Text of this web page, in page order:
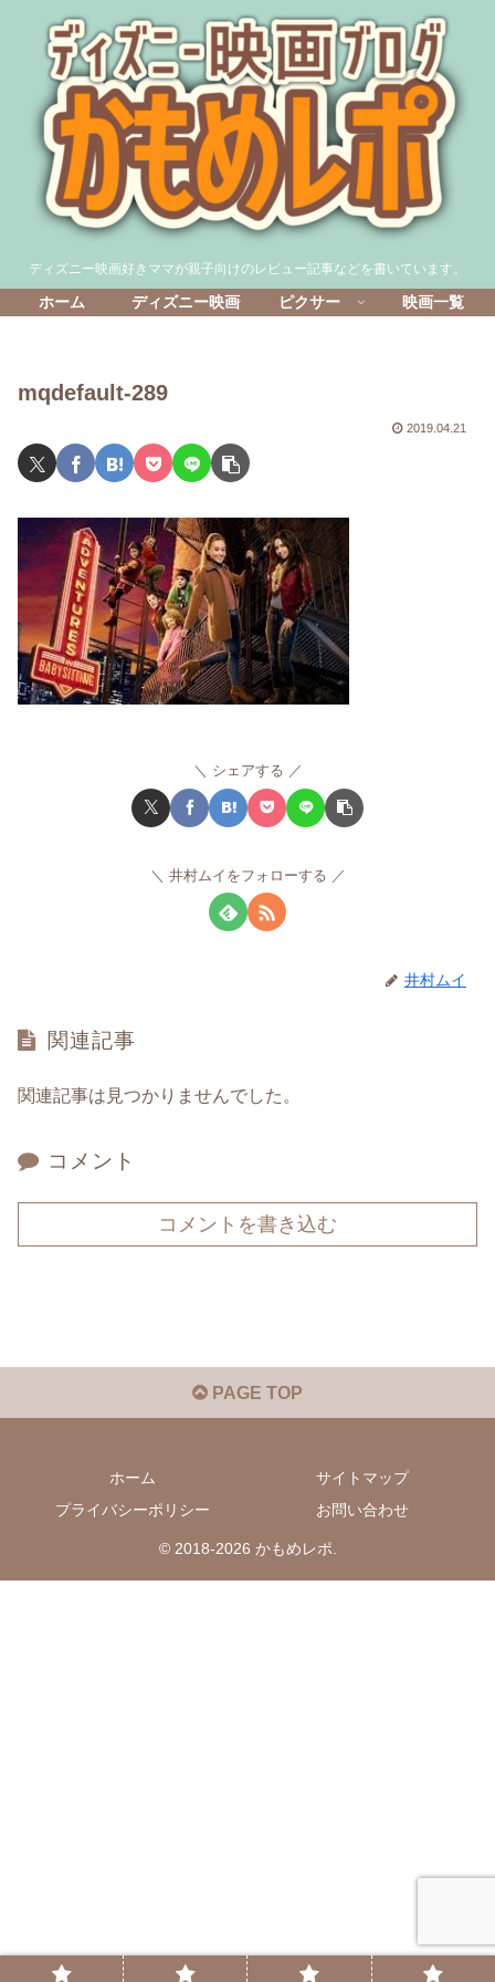
ディズニー映画好きママが親子向けのレビュー記事などを書いています。
ホーム ディズニー映画 ピクサー 映画一覧
mqdefault-289
2019.04.21
シェアする
井村ムイをフォローする
井村ムイ
関連記事
関連記事は見つかりませんでした。
コメント
コメントを書き込む
PAGE TOP
ホーム
サイトマップ
プライバシーポリシー
お問い合わせ
© 2018-2026 かもめレポ.